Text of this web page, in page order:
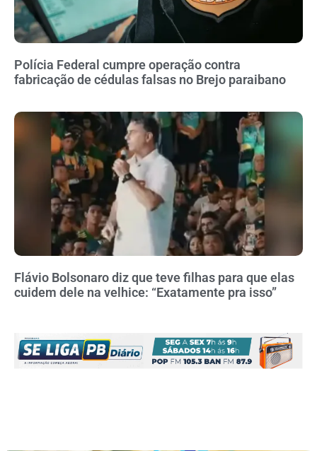
Polícia Federal cumpre operação contra
fabricação de cédulas falsas no Brejo paraibano
Flávio Bolsonaro diz que teve filhas para que elas
cuidem dele na velhice: “Exatamente pra isso”